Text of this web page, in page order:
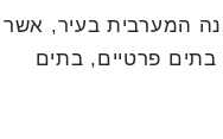
המערבית בעיר, אשר
בתים פרטיים, בתים